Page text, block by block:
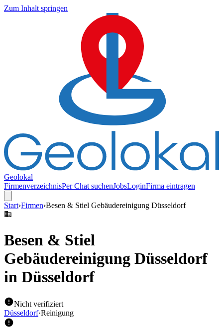
Zum Inhalt springen
Geolokal
FirmenverzeichnisPer Chat suchenJobsLoginFirma eintragen
Start›Firmen›Besen & Stiel Gebäudereinigung Düsseldorf
Besen & Stiel
Gebäudereinigung Düsseldorf
in Düsseldorf
Nicht verifiziert
Düsseldorf·Reinigung